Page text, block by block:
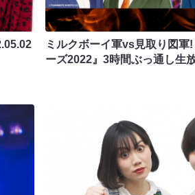
ミルクボーイ軍vs見取り図軍
ーズ2022』3時間ぶっ通し生